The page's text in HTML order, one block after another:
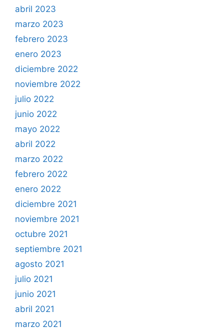
abril 2023
marzo 2023
febrero 2023
enero 2023
diciembre 2022
noviembre 2022
julio 2022
junio 2022
mayo 2022
abril 2022
marzo 2022
febrero 2022
enero 2022
diciembre 2021
noviembre 2021
octubre 2021
septiembre 2021
agosto 2021
julio 2021
junio 2021
abril 2021
marzo 2021